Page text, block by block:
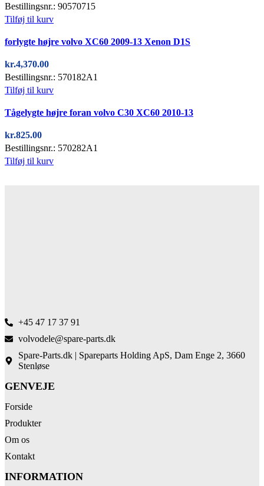
Bestillingsnr.: 90570715
Tilføj til kurv
forlygte højre volvo XC60 2009-13 Xenon D1S
kr.4,370.00
Bestillingsnr.: 570182A1
Tilføj til kurv
Tågelygte højre foran volvo C30 XC60 2010-13
kr.825.00
Bestillingsnr.: 570282A1
Tilføj til kurv
+45 47 17 37 91
volvodele@spare-parts.dk
Spare-Parts.dk | Spareparts Holding ApS, Dam Enge 2, 3660
Stenløse
GENVEJE
Forside
Produkter
Om os
Kontakt
INFORMATION